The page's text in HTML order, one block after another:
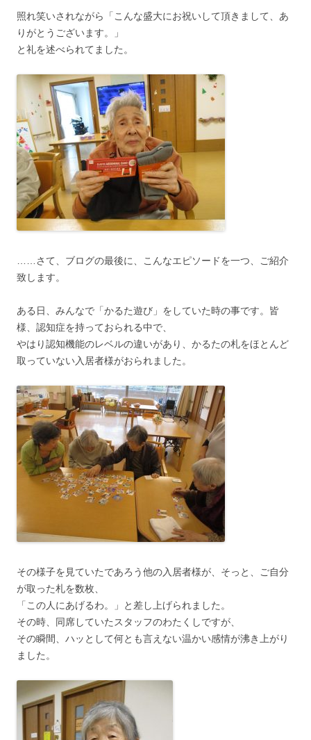
照れ笑いされながら「こんな盛大にお祝いして頂きまして、あ
りがとうございます。」
と礼を述べられてました。
……さて、ブログの最後に、こんなエピソードを一つ、ご紹介
致します。
ある日、みんなで「かるた遊び」をしていた時の事です。皆
様、認知症を持っておられる中で、
やはり認知機能のレベルの違いがあり、かるたの札をほとんど
取っていない入居者様がおられました。
その様子を見ていたであろう他の入居者様が、そっと、ご自分
が取った札を数枚、
「この人にあげるわ。」と差し上げられました。
その時、同席していたスタッフのわたくしですが、
その瞬間、ハッとして何とも言えない温かい感情が沸き上がり
ました。